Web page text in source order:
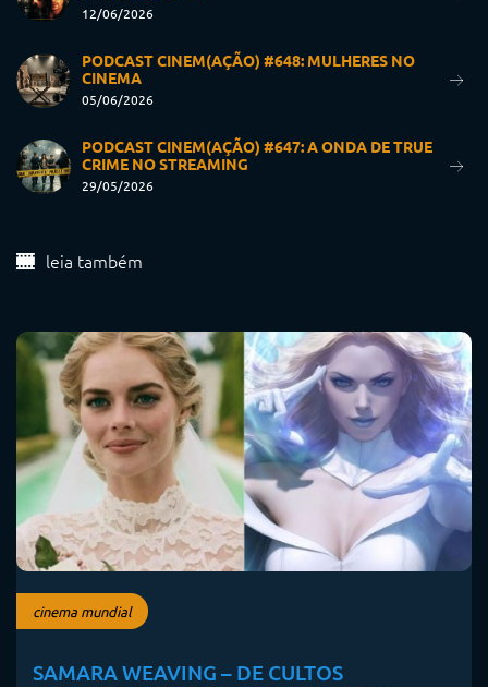
12/06/2026
PODCAST CINEM(AÇÃO) #648: MULHERES NO
CINEMA
05/06/2026
PODCAST CINEM(AÇÃO) #647: A ONDA DE TRUE
CRIME NO STREAMING
29/05/2026
leia também
cinema mundial
SAMARA WEAVING – DE CULTOS